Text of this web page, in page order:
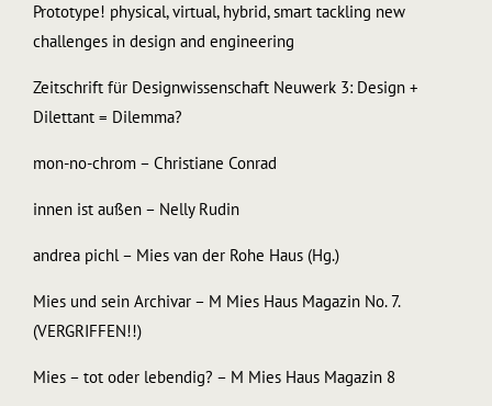
Prototype! physical, virtual, hybrid, smart tackling new
challenges in design and engineering
Zeitschrift für Designwissenschaft Neuwerk 3: Design +
Dilettant = Dilemma?
mon-no-chrom – Christiane Conrad
innen ist außen – Nelly Rudin
andrea pichl – Mies van der Rohe Haus (Hg.)
Mies und sein Archivar – M Mies Haus Magazin No. 7.
(VERGRIFFEN!!)
Mies – tot oder lebendig? – M Mies Haus Magazin 8